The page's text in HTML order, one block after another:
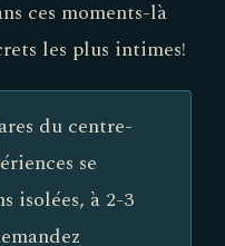
les plus intimes!
du centre-
se
isolées, à 2-3